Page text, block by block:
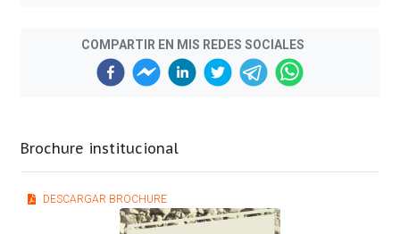
COMPARTIR EN MIS REDES SOCIALES
Brochure institucional
DESCARGAR BROCHURE